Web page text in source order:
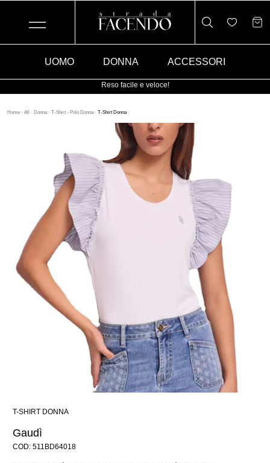
UOMO DONNA ACCESSORI
Reso facile e veloce!
Home · All · Donna · T-Shirt - Polo Donna · T-Shirt Donna
T-SHIRT DONNA
Gaudì
COD: 511BD64018